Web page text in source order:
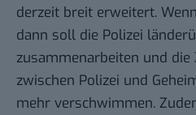
derzeit breit erweitert.
dann soll die Polizei
zusammenarbeiten und
zwischen Polizei und
mehr verschwimmen.